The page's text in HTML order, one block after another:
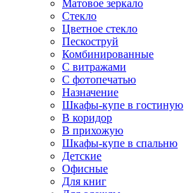
Матовое зеркало
Стекло
Цветное стекло
Пескоструй
Комбинированные
С витражами
С фотопечатью
Назначение
Шкафы-купе в гостиную
В коридор
В прихожую
Шкафы-купе в спальню
Детские
Офисные
Для книг